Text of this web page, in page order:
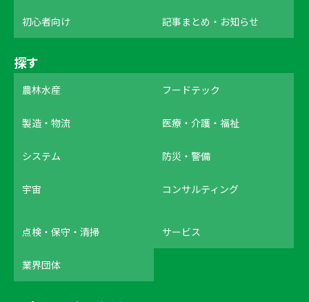
初心者向け 記事まとめ・お知らせ
探す
農林水産 フードテック
製造・物流 医療・介護・福祉
システム 防災・警備
宇宙 コンサルティング
点検・保守・清掃 サービス
業界団体